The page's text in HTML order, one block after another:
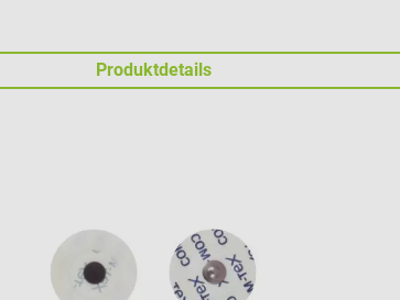
Produktdetails